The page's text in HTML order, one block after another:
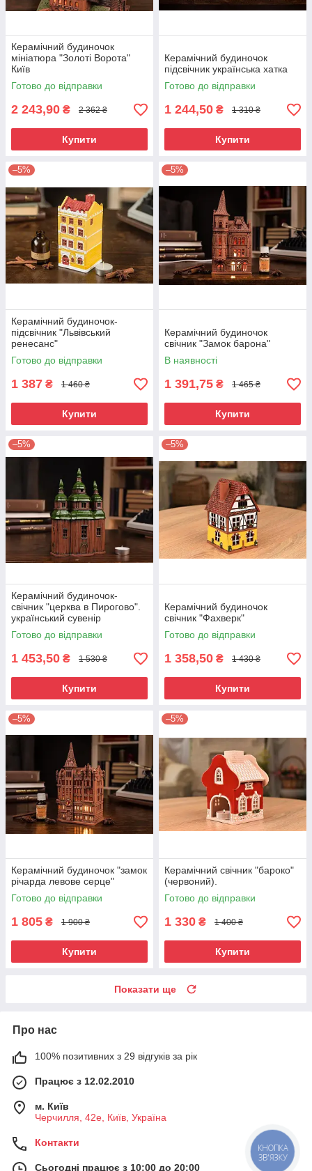
Керамічний будиночок
мініатюра "Золоті Ворота"
Київ
Готово до відправки
2 243,90 ₴ 2 362 ₴
Купити
Керамічний будиночок
підсвічник українська хатка
Готово до відправки
1 244,50 ₴ 1 310 ₴
Купити
–5%
Керамічний будиночок-
підсвічник "Львівський
ренесанс"
Готово до відправки
1 387 ₴ 1 460 ₴
Купити
–5%
Керамічний будиночок
свічник "Замок барона"
В наявності
1 391,75 ₴ 1 465 ₴
Купити
–5%
Керамічний будиночок-
свічник "церква в Пирогово".
український сувенір
Готово до відправки
1 453,50 ₴ 1 530 ₴
Купити
–5%
Керамічний будиночок
свічник "Фахверк"
Готово до відправки
1 358,50 ₴ 1 430 ₴
Купити
–5%
Керамічний будиночок "замок
річарда левове серце"
Готово до відправки
1 805 ₴ 1 900 ₴
Купити
–5%
Керамічний свічник "бароко"
(червоний).
Готово до відправки
1 330 ₴ 1 400 ₴
Купити
Показати ще
Про нас
100% позитивних з 29 відгуків за рік
Працює з 12.02.2010
м. Київ
Черчилля, 42е, Київ, Україна
Контакти
Сьогодні працює з 10:00 до 20:00
КНОПКА
ЗВ'ЯЗКУ